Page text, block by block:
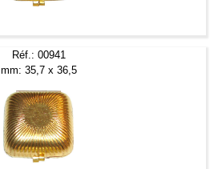
Réf.: 00941
mm: 35,7 x 36,5